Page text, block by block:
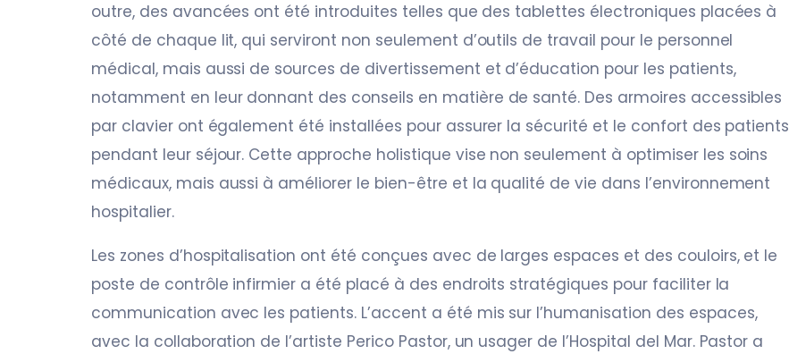
outre, des avancées ont été introduites telles que des tablettes électroniques placées à
côté de chaque lit, qui serviront non seulement d’outils de travail pour le personnel
médical, mais aussi de sources de divertissement et d’éducation pour les patients,
notamment en leur donnant des conseils en matière de santé. Des armoires accessibles
par clavier ont également été installées pour assurer la sécurité et le confort des patients
pendant leur séjour. Cette approche holistique vise non seulement à optimiser les soins
médicaux, mais aussi à améliorer le bien-être et la qualité de vie dans l’environnement
hospitalier.
Les zones d’hospitalisation ont été conçues avec de larges espaces et des couloirs, et le
poste de contrôle infirmier a été placé à des endroits stratégiques pour faciliter la
communication avec les patients. L’accent a été mis sur l’humanisation des espaces,
avec la collaboration de l’artiste Perico Pastor, un usager de l’Hospital del Mar. Pastor a